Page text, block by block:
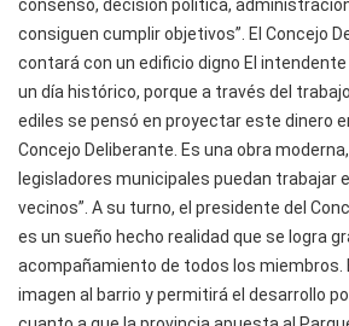
consenso, decisión política,
consiguen cumplir objetivos”. El Concejo
contará con un edificio digno El
un día histórico, porque a través del
ediles se pensó en proyectar este dinero
Concejo Deliberante. Es una obra
legisladores municipales puedan trabajar
vecinos”. A su turno, el presidente del
es un sueño hecho realidad que se logra
acompañamiento de todos los miembros.
imagen al barrio y permitirá el desarrollo